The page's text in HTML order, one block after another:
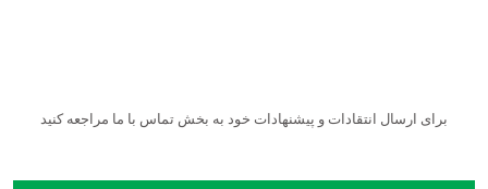
برای ارسال انتقادات و پیشنهادات خود به بخش تماس با ما مراجعه کنید